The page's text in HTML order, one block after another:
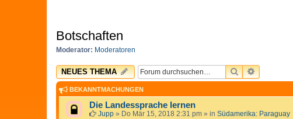
Botschaften
Moderator: Moderatoren
NEUES THEMA SUCHE
BEKANNTMACHUNGEN
Die Landessprache lernen
Jupp » Do Mär 15, 2018 2:31 pm » in Südamerika: Paraguay